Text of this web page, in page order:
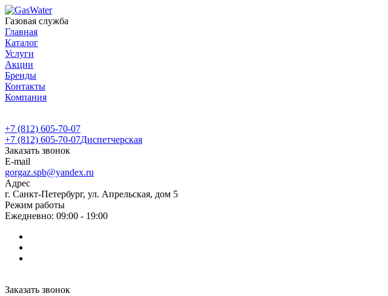
Газовая служба
Главная
Каталог
Услуги
Акции
Бренды
Контакты
Компания
+7 (812) 605-70-07
+7 (812) 605-70-07Диспетчерская
Заказать звонок
E-mail
gorgaz.spb@yandex.ru
Адрес
г. Санкт-Петербург, ул. Апрельская, дом 5
Режим работы
Ежедневно: 09:00 - 19:00
Заказать звонок